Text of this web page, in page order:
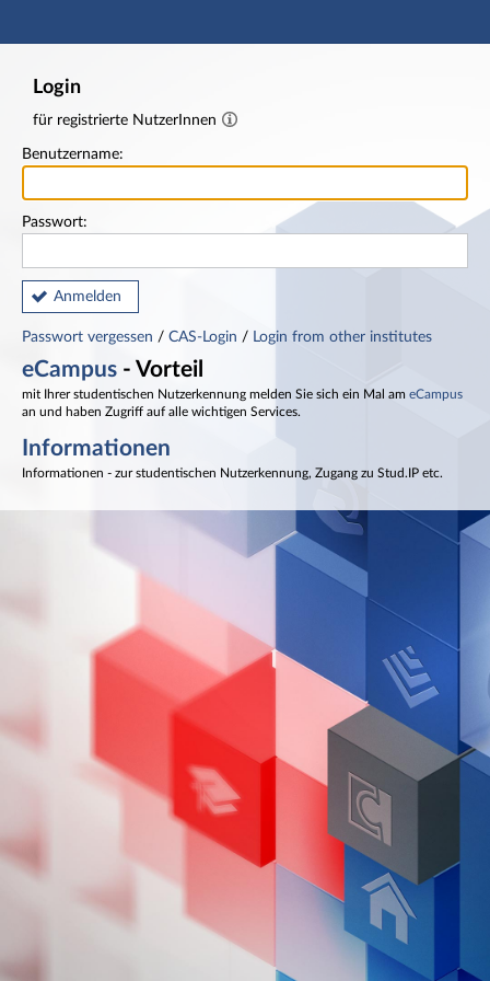
Hauptnavigation
Login
für registrierte NutzerInnen
Benutzername:
Passwort:
Anmelden
Passwort vergessen / CAS-Login / Login from other institutes
eCampus - Vorteil
mit Ihrer studentischen Nutzerkennung melden Sie sich ein Mal am eCampus
an und haben Zugriff auf alle wichtigen Services.
Informationen
Informationen - zur studentischen Nutzerkennung, Zugang zu Stud.IP etc.